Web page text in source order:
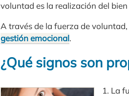
voluntad es la realización del
A través de la fuerza de
gestión emocional.
¿Qué signos son
1. La